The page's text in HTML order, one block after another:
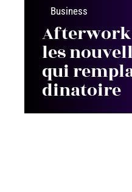
Business
Afterwork
les
qui
dinatoire